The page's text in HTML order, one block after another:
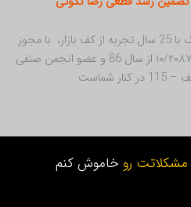
مدیر کانون آگهی و تبلیغات 4رنگ با 25 سال تجربه از کف بازار، با مجوز
وزارت ارشاد به شماره ۱۰/۲۰۸۷۸/۳۰۳۴۸ از سال 86 و عضو انجمن صنفی
شماست
رو خاموش کنم